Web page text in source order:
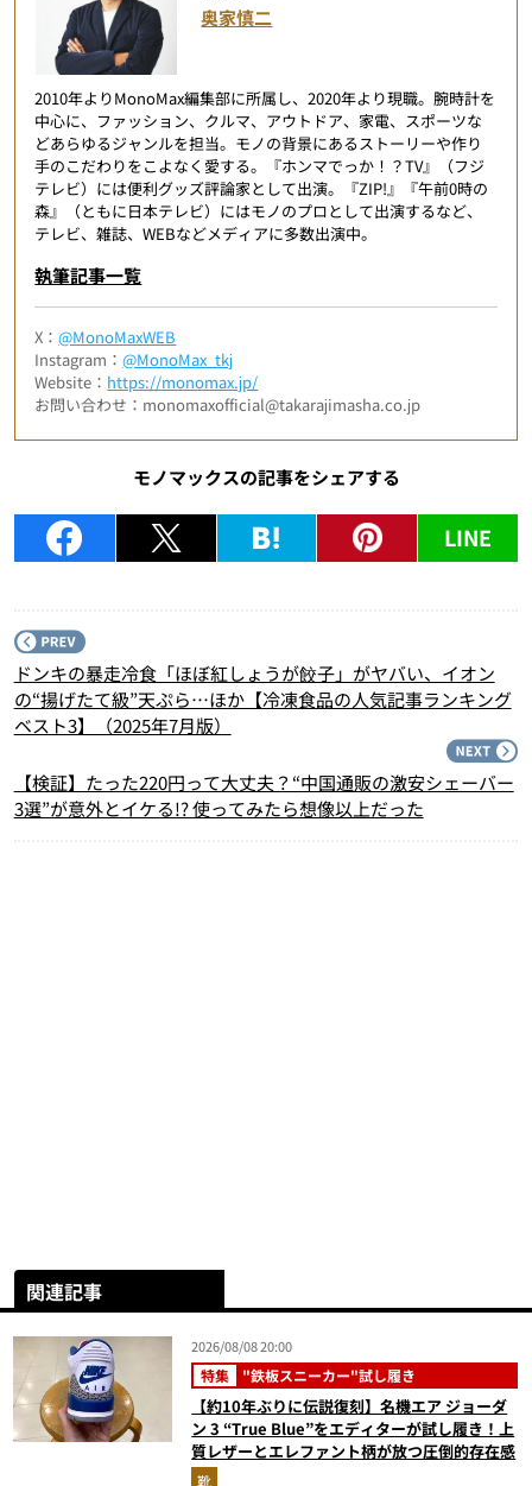
奥家慎二
2010年よりMonoMax編集部に所属し、2020年より現職。腕時計を
中心に、ファッション、クルマ、アウトドア、家電、スポーツな
どあらゆるジャンルを担当。モノの背景にあるストーリーや作り
手のこだわりをこよなく愛する。『ホンマでっか！？TV』（フジ
テレビ）には便利グッズ評論家として出演。『ZIP!』『午前0時の
森』（ともに日本テレビ）にはモノのプロとして出演するなど、
テレビ、雑誌、WEBなどメディアに多数出演中。
執筆記事一覧
X：@MonoMaxWEB
Instagram：@MonoMax_tkj
Website： https://monomax.jp/
お問い合わせ：monomaxofficial@takarajimasha.co.jp
モノマックスの記事をシェアする
LINE
ドンキの暴走冷食「ほぼ紅しょうが餃子」がヤバい、イオン
の“揚げたて級”天ぷら…ほか【冷凍食品の人気記事ランキング
ベスト3】（2025年7月版）
【検証】たった220円って大丈夫？“中国通販の激安シェーバー
3選”が意外とイケる!? 使ってみたら想像以上だった
関連記事
2026/08/08 20:00
特集 "鉄板スニーカー"試し履き
【約10年ぶりに伝説復刻】名機エア ジョーダ
ン 3 “True Blue”をエディターが試し履き！上
質レザーとエレファント柄が放つ圧倒的存在感
靴